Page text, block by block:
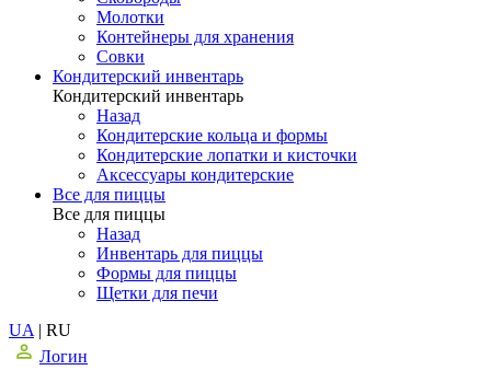
Молотки
Контейнеры для хранения
Совки
Кондитерский инвентарь
Кондитерский инвентарь
Назад
Кондитерские кольца и формы
Кондитерские лопатки и кисточки
Аксессуары кондитерские
Все для пиццы
Все для пиццы
Назад
Инвентарь для пиццы
Формы для пиццы
Щетки для печи
UA | RU
Логин